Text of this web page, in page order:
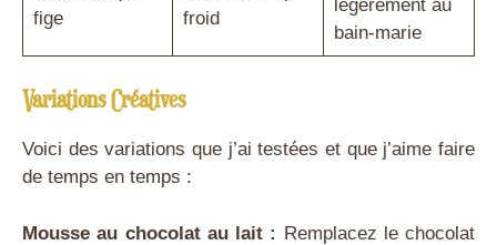
fige
froid
légèrement au
bain-marie
Variations Créatives
Voici des variations que j’ai testées et que j’aime faire
de temps en temps :
Mousse au chocolat au lait : Remplacez le chocolat